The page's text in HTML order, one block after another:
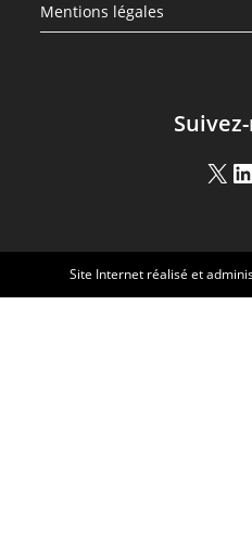
Mentions légales
Site Internet réalisé et